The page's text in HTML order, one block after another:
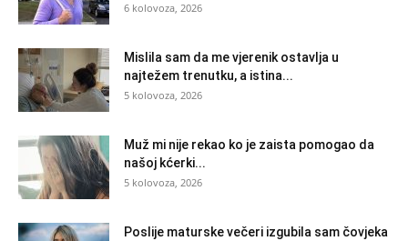
6 kolovoza, 2026
Mislila sam da me vjerenik ostavlja u
najtežem trenutku, a istina...
5 kolovoza, 2026
Muž mi nije rekao ko je zaista pomogao da
našoj kćerki...
5 kolovoza, 2026
Poslije maturske večeri izgubila sam čovjeka